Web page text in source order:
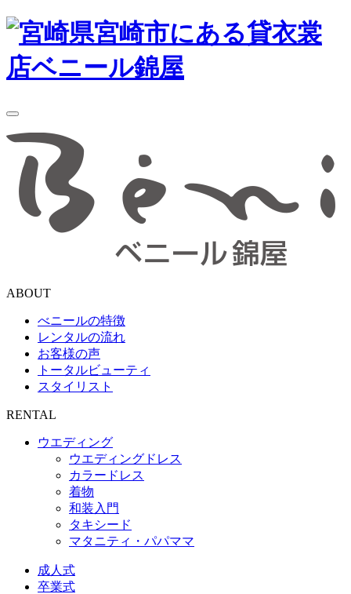
toggle
navigation
ABOUT
べニールの特徴
レンタルの流れ
お客様の声
トータルビューティ
スタイリスト
RENTAL
ウエディング
ウエディングドレス
カラードレス
着物
和装入門
タキシード
マタニティ・パパママ
成人式
卒業式